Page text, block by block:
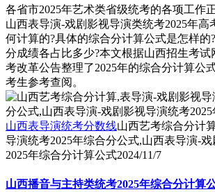
各省市2025年艺术类省级统考的各项工作
山西表导演-戏剧影视导演类统考2025年高
何计算的?具体的综合分计算公式是怎样的
分成绩各占比多少?本文根据山西招生考试
考改革公告整理了2025年的综合分计算公
考生参考查阅。
山西表导演统考分数线山西艺考综合分计
导演统考2025年综合分公式,山西表导演-
2025年综合分计算公式2024/11/7
山西播音与主持类统考2025年综合分计算